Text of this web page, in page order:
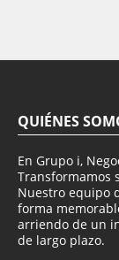
QUIÉNES
En Grupo i,
Transformamos
Nuestro equipo
forma
arriendo de un
de largo plazo.